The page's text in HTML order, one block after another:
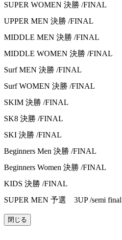
SUPER WOMEN 決勝 /FINAL
UPPER MEN 決勝 /FINAL
MIDDLE MEN 決勝 /FINAL
MIDDLE WOMEN 決勝 /FINAL
Surf MEN 決勝 /FINAL
Surf WOMEN 決勝 /FINAL
SKIM 決勝 /FINAL
SK8 決勝 /FINAL
SKI 決勝 /FINAL
Beginners Men 決勝 /FINAL
Beginners Women 決勝 /FINAL
KIDS 決勝 /FINAL
SUPER MEN 予選 3UP /semi final
閉じる